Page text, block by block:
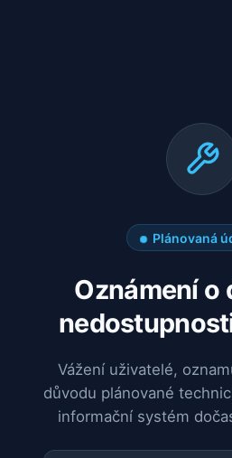
Plánovaná
Oznámení o
Vážení uživatelé,
důvodu plánované
informační systém